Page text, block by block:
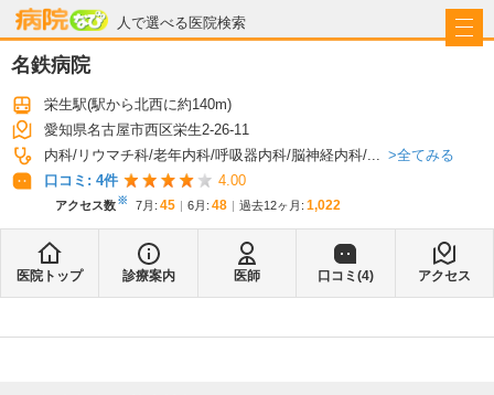
人で選べる医院検索
病院なび
名鉄病院
栄生駅(駅から北西に約140m)
愛知県名古屋市西区栄生2-26-11
内科 リウマチ科 老年内科 呼吸器内科 脳神経内科 ...
全てみる
口コミ: 4件 4.00
アクセス数※ 7月 : 45 6月 : 48 過去12ヶ月: 1,022
医院トップ 診療案内 医師 口コミ(4) アクセス